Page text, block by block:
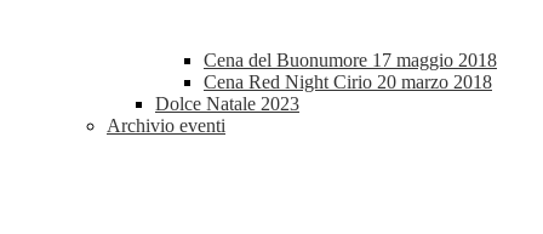
Cena del Buonumore 17 maggio 2018
Cena Red Night Cirio 20 marzo 2018
Dolce Natale 2023
Archivio eventi